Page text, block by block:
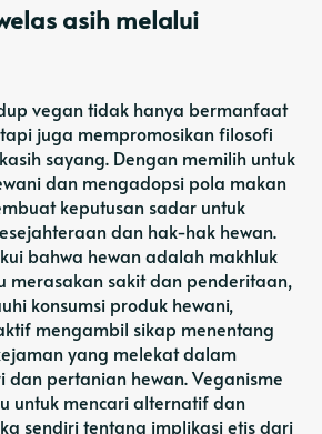
asih melalui
vegan tidak hanya bermanfaat
juga mempromosikan filosofi
sayang. Dengan memilih untuk
dan mengadopsi pola makan
keputusan sadar untuk
dan hak-hak hewan.
bahwa hewan adalah makhluk
merasakan sakit dan penderitaan,
konsumsi produk hewani,
mengambil sikap menentang
yang melekat dalam
dan pertanian hewan. Veganisme
untuk mencari alternatif dan
sendiri tentang implikasi etis dari